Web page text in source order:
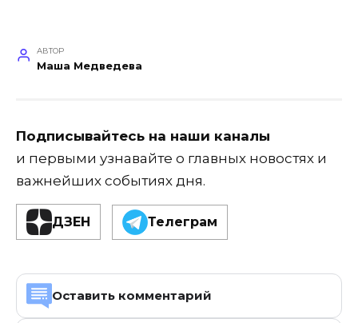
АВТОР
Маша Медведева
Подписывайтесь на наши каналы
и первыми узнавайте о главных новостях и
важнейших событиях дня.
ДЗЕН Телеграм
Оставить комментарий